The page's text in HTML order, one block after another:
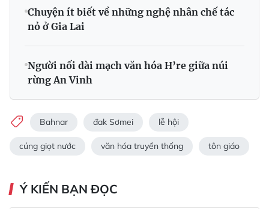
Chuyện ít biết về những nghệ nhân chế tác
nỏ ở Gia Lai
Người nối dài mạch văn hóa H’re giữa núi
rừng An Vinh
Bahnar đak Sơmei lễ hội
cúng giọt nước văn hóa truyền thống tôn giáo
Ý KIẾN BẠN ĐỌC